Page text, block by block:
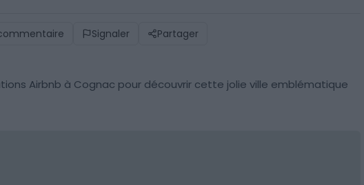
Signaler Partager
Airbnb à Cognac pour découvrir cette jolie ville emblématique